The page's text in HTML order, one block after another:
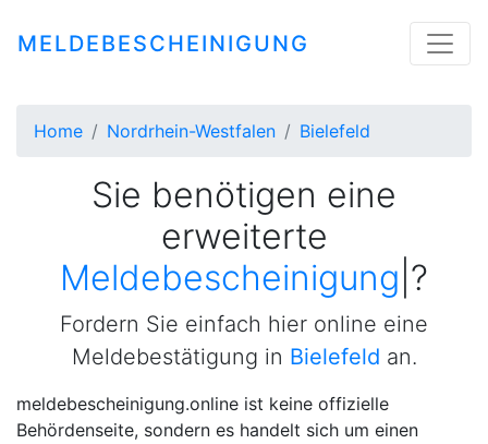
MELDEBESCHEINIGUNG
Home Nordrhein-Westfalen Bielefeld
Sie benötigen eine
erweiterte
Meldebescheinigung ?
Fordern Sie einfach hier online eine
Meldebestätigung in Bielefeld an.
meldebescheinigung.online ist keine offizielle
Behördenseite, sondern es handelt sich um einen